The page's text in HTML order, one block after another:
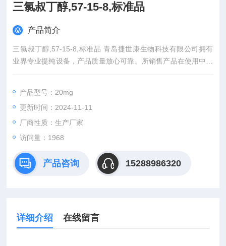
三氯叔丁醇,57-15-8,标准品
产品简介
三氯叔丁醇,57-15-8,标准品 青岛捷世康生物科技有限公司拥有
业界专业提纯设备，产品质量放心可靠。所销售产品在使用中如
出现实际含量与产品外包标示不*可全额退款。同时代理：中检所
机、电脑、平板电脑等）。
产品型号：20mg
更新时间：2024-11-11
厂商性质：生产厂家
访问量：1968
产品咨询 15288986320
详细介绍 在线留言